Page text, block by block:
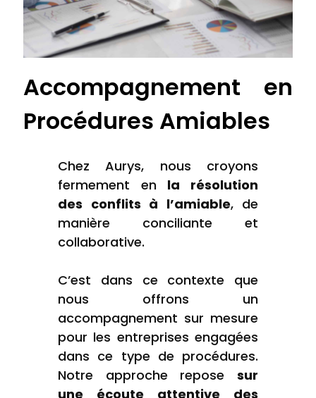
Accompagnement en
Procédures Amiables
Chez Aurys, nous croyons
fermement en la résolution
des conflits à l’amiable, de
manière conciliante et
collaborative.
C’est dans ce contexte que
nous offrons un
accompagnement sur mesure
pour les entreprises engagées
dans ce type de procédures.
Notre approche repose sur
une écoute attentive des